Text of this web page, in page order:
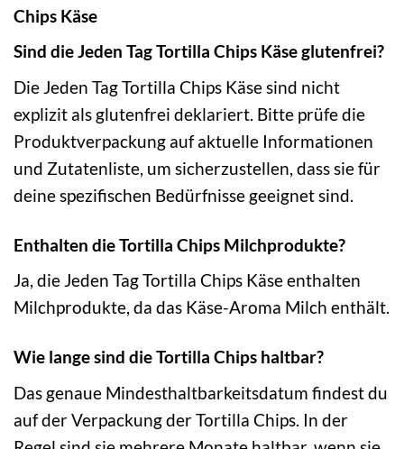
Chips Käse
Sind die Jeden Tag Tortilla Chips Käse glutenfrei?
Die Jeden Tag Tortilla Chips Käse sind nicht
explizit als glutenfrei deklariert. Bitte prüfe die
Produktverpackung auf aktuelle Informationen
und Zutatenliste, um sicherzustellen, dass sie für
deine spezifischen Bedürfnisse geeignet sind.
Enthalten die Tortilla Chips Milchprodukte?
Ja, die Jeden Tag Tortilla Chips Käse enthalten
Milchprodukte, da das Käse-Aroma Milch enthält.
Wie lange sind die Tortilla Chips haltbar?
Das genaue Mindesthaltbarkeitsdatum findest du
auf der Verpackung der Tortilla Chips. In der